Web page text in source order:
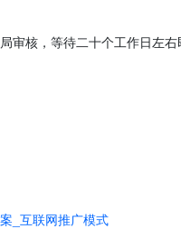
审核，等待二十个工作日左
_互联网推广模式